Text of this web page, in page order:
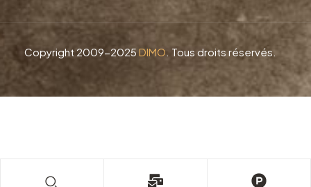
Copyright 2009-2025 DIMO. Tous droits réservés.